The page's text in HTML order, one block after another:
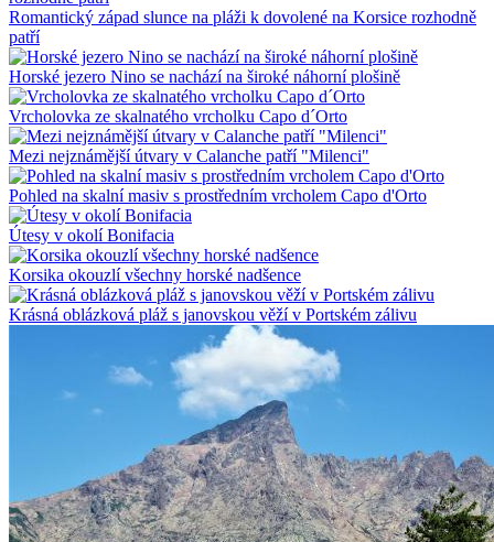
Romantický západ slunce na pláži k dovolené na Korsice rozhodně
patří
Horské jezero Nino se nachází na široké náhorní plošině
Vrcholovka ze skalnatého vrcholku Capo d´Orto
Mezi nejznámější útvary v Calanche patří "Milenci"
Pohled na skalní masiv s prostředním vrcholem Capo d'Orto
Útesy v okolí Bonifacia
Korsika okouzlí všechny horské nadšence
Krásná oblázková pláž s janovskou věží v Portském zálivu